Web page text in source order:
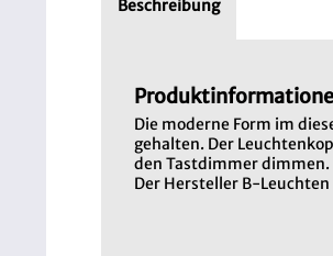
Beschreibung
Die moderne Form im
gehalten. Der
den Tastdimmer dimmen.
Der Hersteller B-